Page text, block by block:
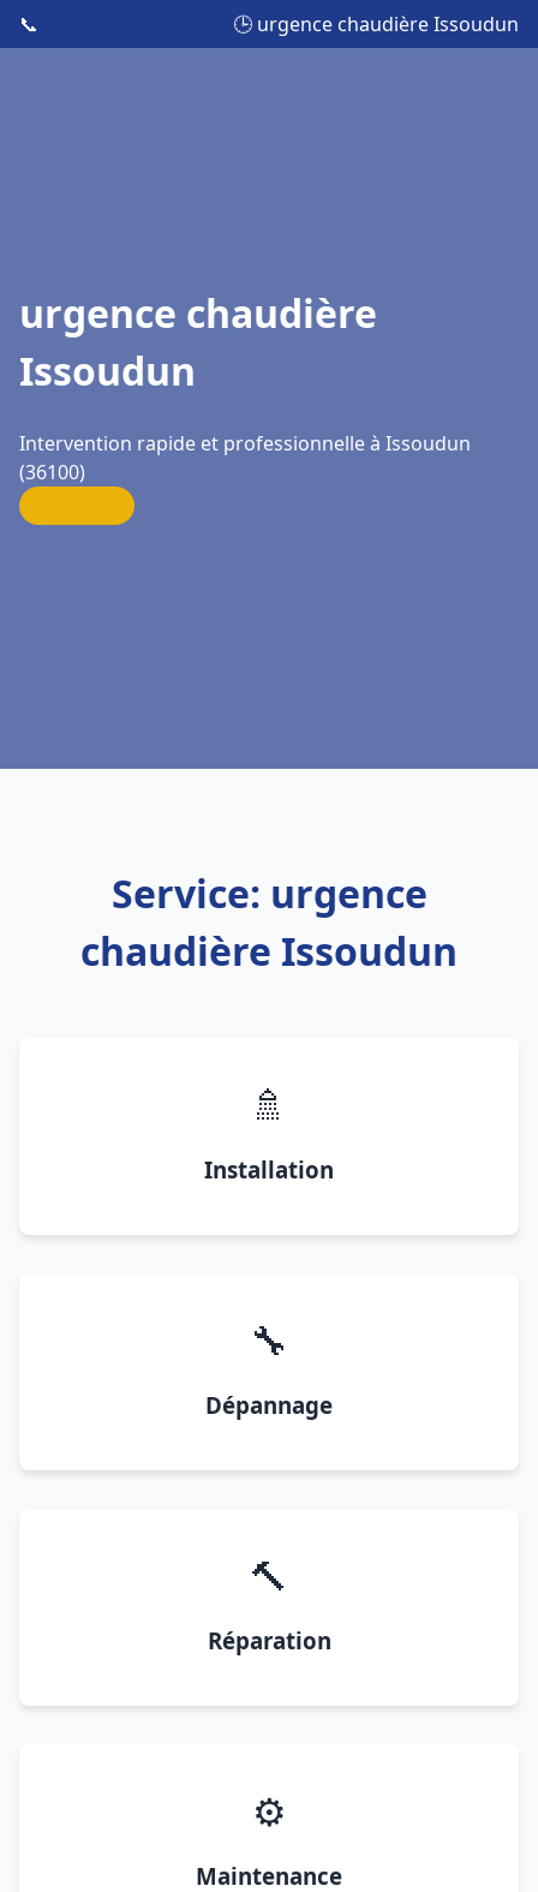
📞 🕒 urgence chaudière Issoudun
urgence chaudière
Issoudun
Intervention rapide et professionnelle à Issoudun
(36100)
Service: urgence
chaudière Issoudun
🚿
Installation
🔧
Dépannage
🔨
Réparation
⚙️
Maintenance